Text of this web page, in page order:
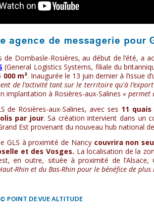
agence de messagerie pour
de Dombasle-Rosières, au début de l’été, a
(General Logistics Systems, filiale du
000 m². Inaugurée le 13 juin dernier à l’issue
de l’activité tant sur le territoire qu'à
implantation à Rosières-aux-Salines « permet
de Rosières-aux-Salines, avec ses 11
par jour. Sa création intervient dans un
Est provenant du nouveau hub national
GLS à proximité de Nancy couvrira non
et des Vosges. La localisation de la
en outre, située à proximité de
Rhin et du Bas-Rhin pour le bénéfice de
POINT DE VUE ALTITUDE